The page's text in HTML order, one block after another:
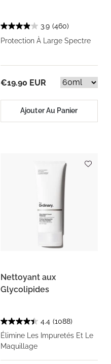
3.9 (460)
Protection À Large Spectre
€19.90 EUR
Ajouter Au Panier
Nettoyant aux
Glycolipides
4.4 (1088)
Élimine Les Impuretés Et Le
Maquillage